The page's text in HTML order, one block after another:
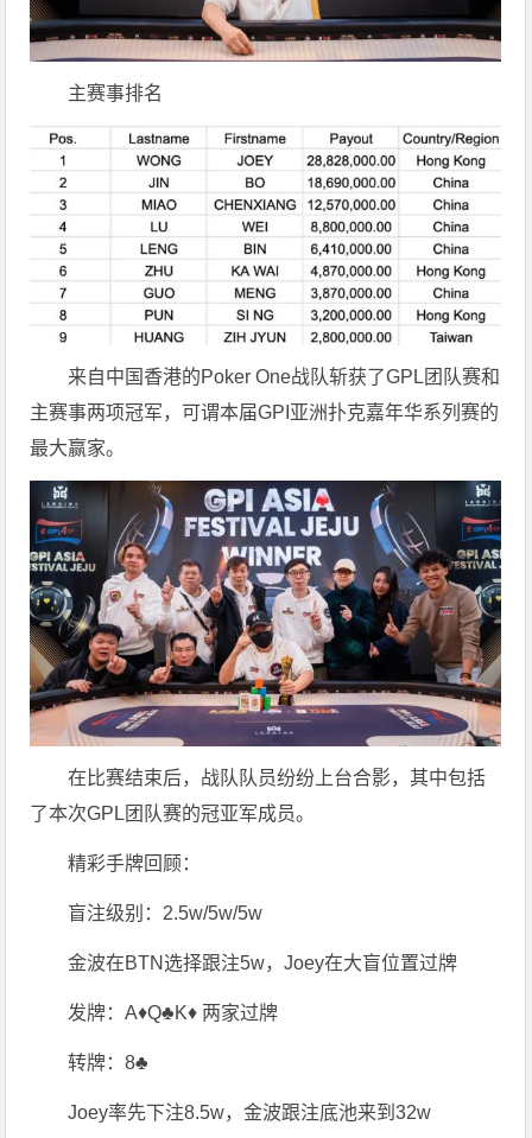
主赛事排名
来自中国香港的Poker One战队斩获了GPL团队赛和
主赛事两项冠军，可谓本届GPI亚洲扑克嘉年华系列赛的
最大赢家。
在比赛结束后，战队队员纷纷上台合影，其中包括
了本次GPL团队赛的冠亚军成员。
精彩手牌回顾：
盲注级别：2.5w/5w/5w
金波在BTN选择跟注5w，Joey在大盲位置过牌
发牌：A♦️Q♣️K♦️ 两家过牌
转牌：8♣️
Joey率先下注8.5w，金波跟注底池来到32w